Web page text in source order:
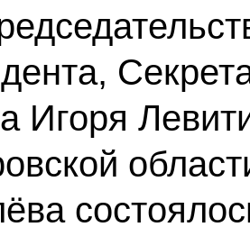
Игоря